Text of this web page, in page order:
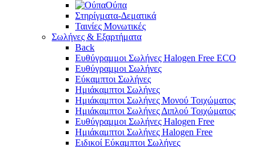
Ούπα
Στηρίγματα-Δεματικά
Ταινίες Μονωτικές
Σωλήνες & Εξαρτήματα
Back
Ευθύγραμμοι Σωλήνες Halogen Free ECO
Ευθύγραμμοι Σωλήνες
Εύκαμπτοι Σωλήνες
Ημιάκαμπτοι Σωλήνες
Ημιάκαμπτοι Σωλήνες Μονού Τοιχώματος
Ημιάκαμπτοι Σωλήνες Διπλού Τοιχώματος
Ευθύγραμμοι Σωλήνες Halogen Free
Ημιάκαμπτοι Σωλήνες Halogen Free
Ειδικοί Εύκαμπτοι Σωλήνες